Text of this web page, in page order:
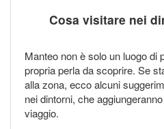
Cosa visitare nei
Manteo non è solo un luogo di
propria perla da scoprire. Se
alla zona, ecco alcuni
nei dintorni, che
viaggio.